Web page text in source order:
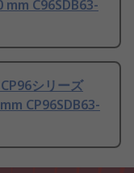
mm C96SDB63-
シリーズ
CP96SDB63-